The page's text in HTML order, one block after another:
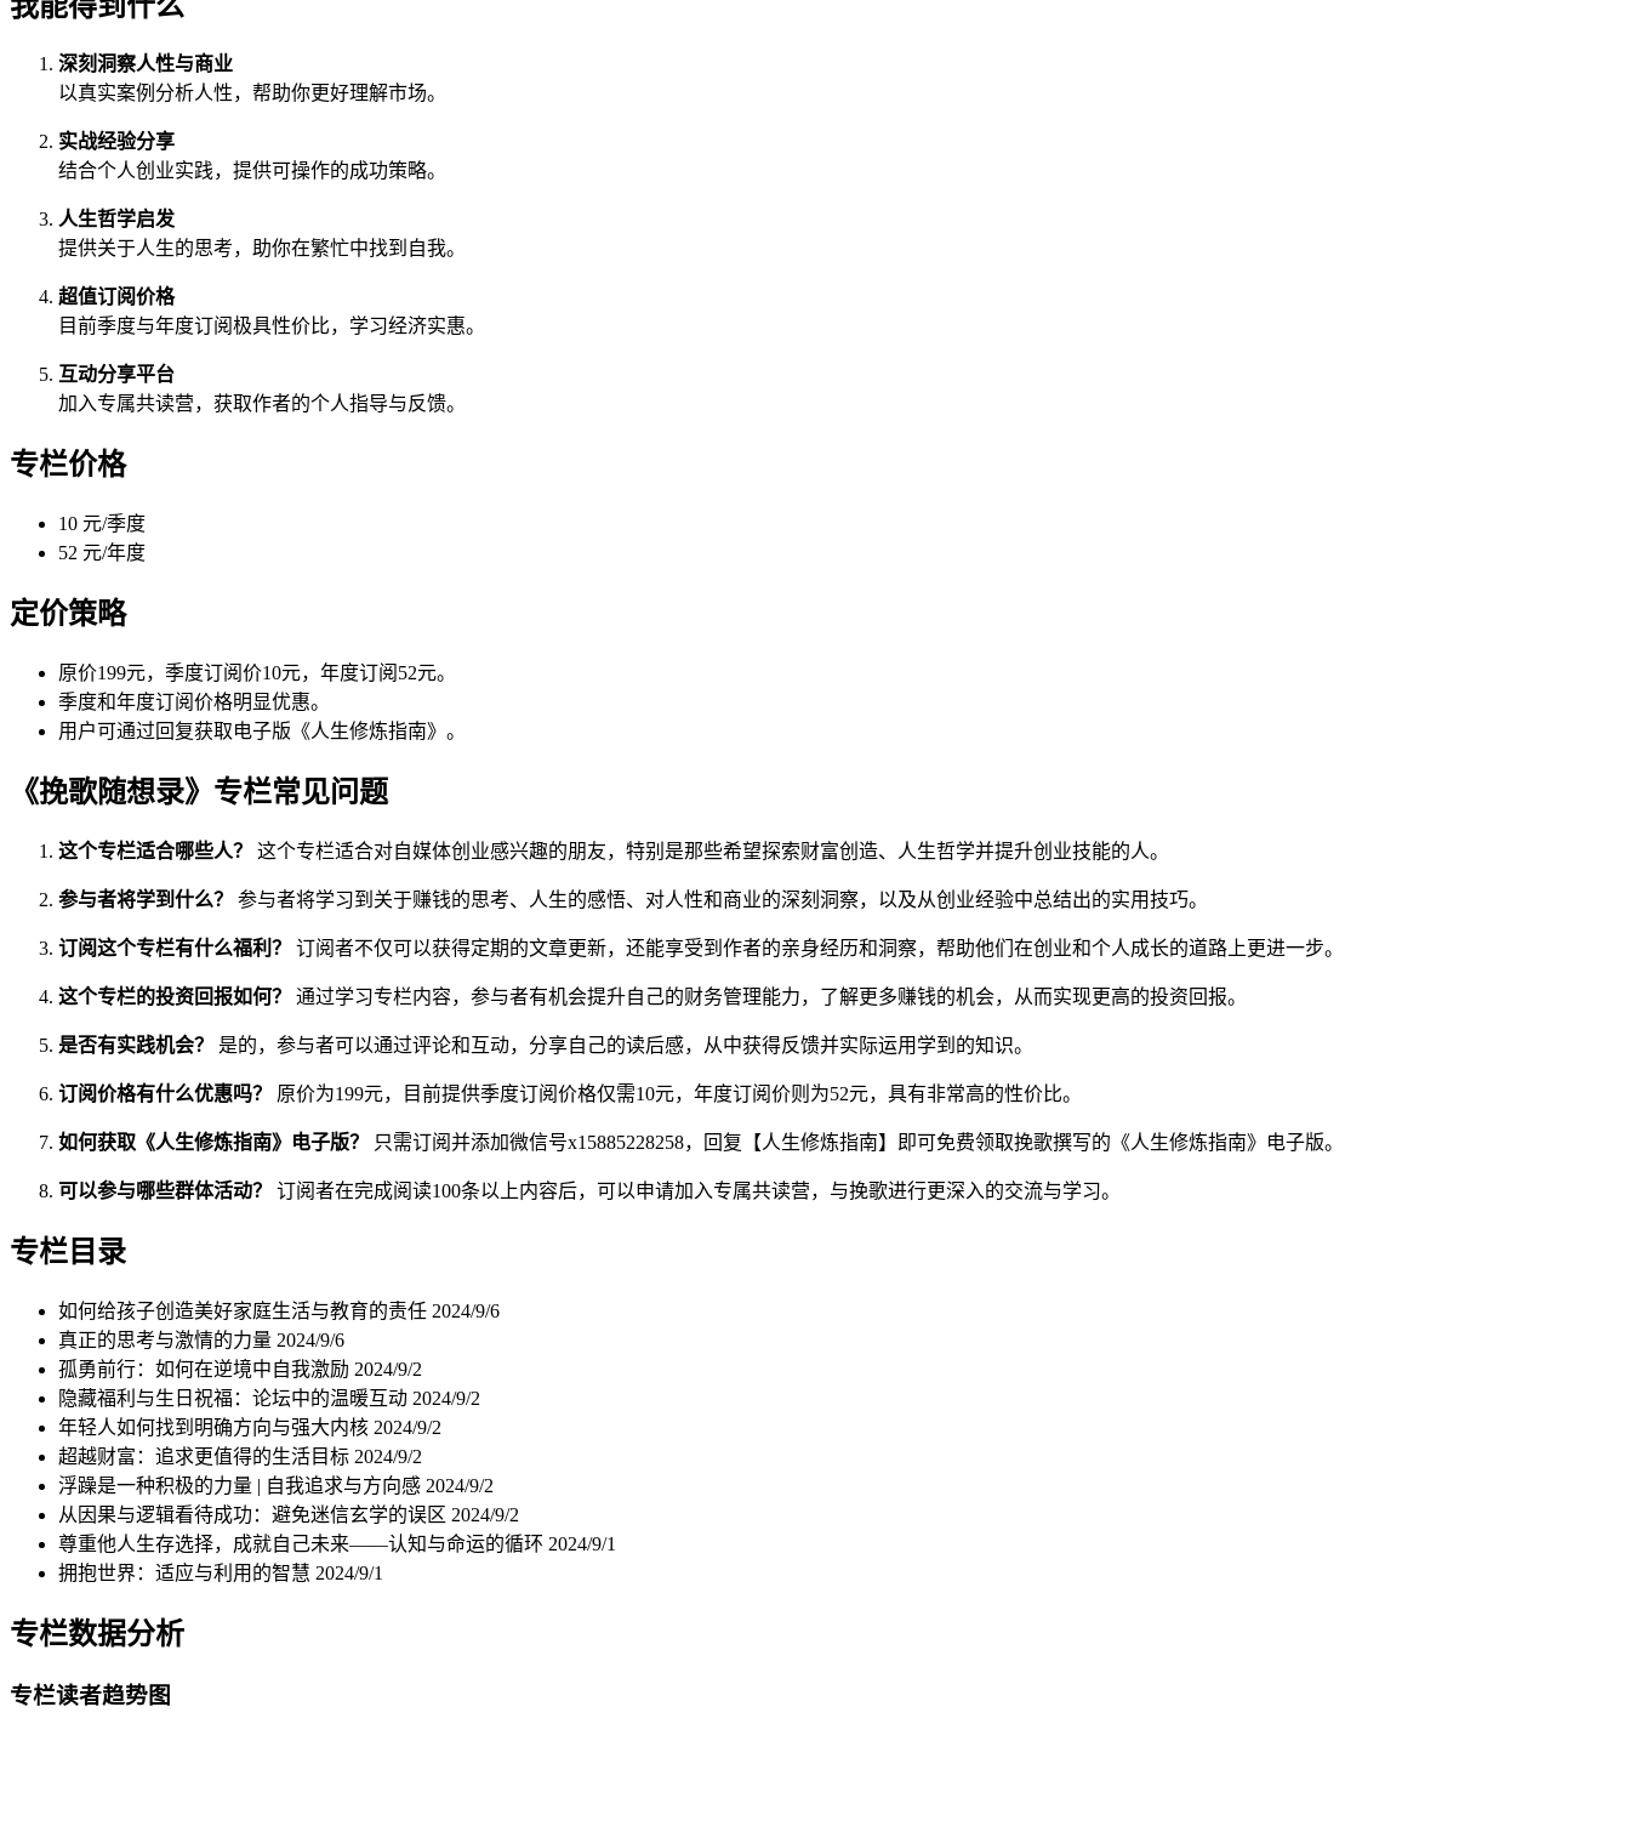
深刻洞察人性与商业
以真实案例分析人性，帮助你更好理解市场。
实战经验分享
结合个人创业实践，提供可操作的成功策略。
人生哲学启发
提供关于人生的思考，助你在繁忙中找到自我。
超值订阅价格
目前季度与年度订阅极具性价比，学习经济实惠。
互动分享平台
加入专属共读营，获取作者的个人指导与反馈。
专栏价格
10 元/季度
52 元/年度
定价策略
原价199元，季度订阅价10元，年度订阅52元。
季度和年度订阅价格明显优惠。
用户可通过回复获取电子版《人生修炼指南》。
《挽歌随想录》专栏常见问题
这个专栏适合哪些人？ 这个专栏适合对自媒体创业感兴趣的朋友，特别是那些希望探索财富创造、人生哲学并提升创业技能的人。
参与者将学到什么？ 参与者将学习到关于赚钱的思考、人生的感悟、对人性和商业的深刻洞察，以及从创业经验中总结出的实用技巧。
订阅这个专栏有什么福利？ 订阅者不仅可以获得定期的文章更新，还能享受到作者的亲身经历和洞察，帮助他们在创业和个人成长的道路上更进一步。
这个专栏的投资回报如何？ 通过学习专栏内容，参与者有机会提升自己的财务管理能力，了解更多赚钱的机会，从而实现更高的投资回报。
是否有实践机会？ 是的，参与者可以通过评论和互动，分享自己的读后感，从中获得反馈并实际运用学到的知识。
订阅价格有什么优惠吗？ 原价为199元，目前提供季度订阅价格仅需10元，年度订阅价则为52元，具有非常高的性价比。
如何获取《人生修炼指南》电子版？ 只需订阅并添加微信号x15885228258，回复【人生修炼指南】即可免费领取挽歌撰写的《人生修炼指南》电子版。
可以参与哪些群体活动？ 订阅者在完成阅读100条以上内容后，可以申请加入专属共读营，与挽歌进行更深入的交流与学习。
专栏目录
如何给孩子创造美好家庭生活与教育的责任 2024/9/6
真正的思考与激情的力量 2024/9/6
孤勇前行：如何在逆境中自我激励 2024/9/2
隐藏福利与生日祝福：论坛中的温暖互动 2024/9/2
年轻人如何找到明确方向与强大内核 2024/9/2
超越财富：追求更值得的生活目标 2024/9/2
浮躁是一种积极的力量 | 自我追求与方向感 2024/9/2
从因果与逻辑看待成功：避免迷信玄学的误区 2024/9/2
尊重他人生存选择，成就自己未来——认知与命运的循环 2024/9/1
拥抱世界：适应与利用的智慧 2024/9/1
专栏数据分析
专栏读者趋势图